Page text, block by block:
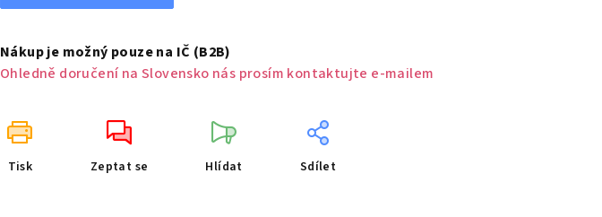
Nákup je možný pouze na IČ (B2B)
Ohledně doručení na Slovensko nás prosím kontaktujte e-mailem
Tisk Zeptat se Hlídat Sdílet